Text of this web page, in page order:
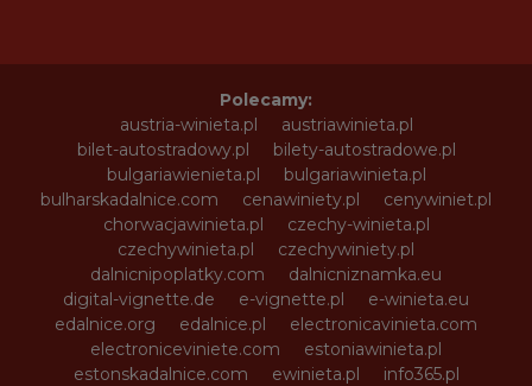
Polecamy:
austria-winieta.pl
austriawinieta.pl
bilet-autostradowy.pl
bilety-autostradowe.pl
bulgariawienieta.pl
bulgariawinieta.pl
bulharskadalnice.com
cenawiniety.pl
cenywiniet.pl
chorwacjawinieta.pl
czechy-winieta.pl
czechywinieta.pl
czechywiniety.pl
dalnicnipoplatky.com
dalnicniznamka.eu
digital-vignette.de
e-vignette.pl
e-winieta.eu
edalnice.org
edalnice.pl
electronicavinieta.com
electroniceviniete.com
estoniawinieta.pl
estonskadalnice.com
ewinieta.pl
info365.pl